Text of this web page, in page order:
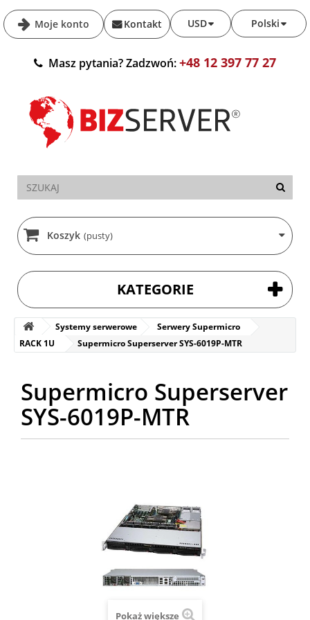
Moje konto Polski
USD
Kontakt
Masz pytania? Zadzwoń:+48 12 397 77 27
Koszyk (pusty)
KATEGORIE
Systemy serwerowe
Serwery Supermicro
RACK 1U
Supermicro Superserver SYS-6019P-MTR
Supermicro Superserver
SYS-6019P-MTR
Pokaż większe